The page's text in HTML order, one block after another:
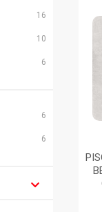
16
10
6
6
6